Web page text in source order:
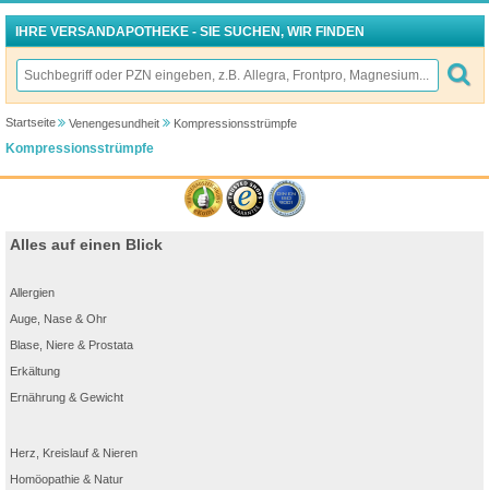
IHRE VERSANDAPOTHEKE - SIE SUCHEN, WIR FINDEN
Startseite Venengesundheit Kompressionsstrümpfe
Kompressionsstrümpfe
Alles auf einen Blick
Allergien
Auge, Nase & Ohr
Blase, Niere & Prostata
Erkältung
Ernährung & Gewicht
Herz, Kreislauf & Nieren
Homöopathie & Natur